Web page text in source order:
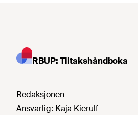
RBUP: Tiltakshåndboka
Redaksjonen
Ansvarlig: Kaja Kierulf